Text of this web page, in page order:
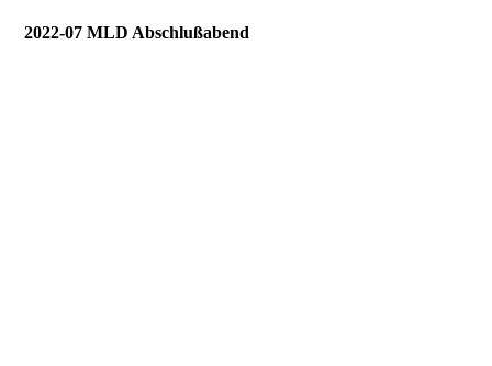
2022-07 MLD Abschlußabend